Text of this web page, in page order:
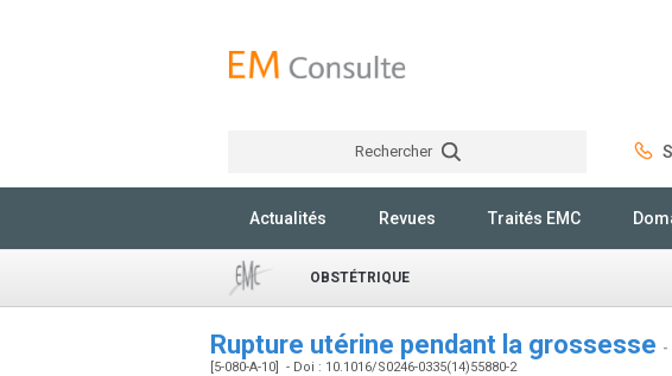
Rechercher
Actualités Revues Traités EMC
OBSTÉTRIQUE
Rupture utérine pendant la grossesse -
[5-080-A-10] - Doi : 10.1016/S0246-0335(14)55880-2